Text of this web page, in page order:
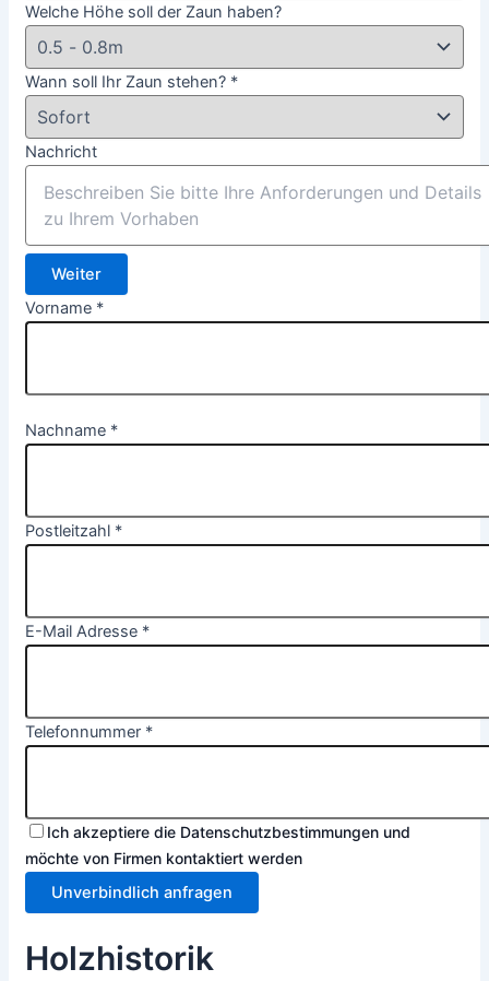
Welche Höhe soll der Zaun haben?
Wann soll Ihr Zaun stehen? *
Nachricht
Weiter
Vorname *
Nachname *
Postleitzahl *
E-Mail Adresse *
Telefonnummer *
Ich akzeptiere die Datenschutzbestimmungen und
möchte von Firmen kontaktiert werden
Unverbindlich anfragen
Holzhistorik